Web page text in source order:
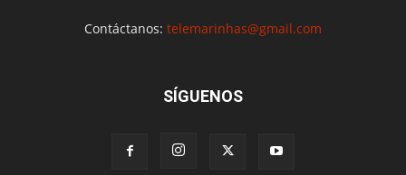
Contáctanos: telemarinhas@gmail.com
SÍGUENOS